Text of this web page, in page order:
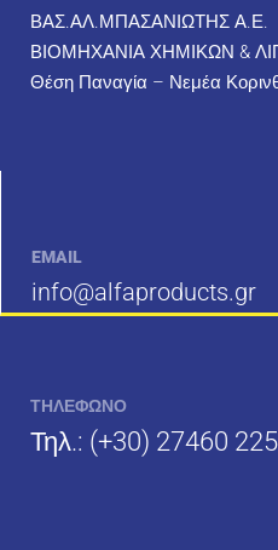
ΒΑΣ.ΑΛ.ΜΠΑΣΑΝΙΩΤΗΣ Α.Ε.
ΒΙΟΜΗΧΑΝΙΑ ΧΗΜΙΚΩΝ &
Θέση Παναγία – Νεμέα
EMAIL
info@alfaproducts.gr
ΤΗΛΕΦΩΝΟ
Τηλ.: (+30) 27460